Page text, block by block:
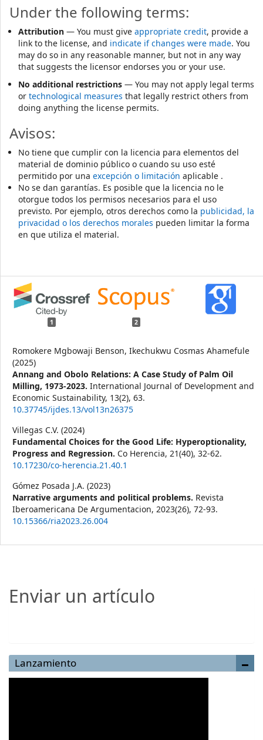
Under the following terms:
Attribution — You must give appropriate credit, provide a
link to the license, and indicate if changes were made. You
may do so in any reasonable manner, but not in any way
that suggests the licensor endorses you or your use.
No additional restrictions — You may not apply legal terms
or technological measures that legally restrict others from
doing anything the license permits.
Avisos:
No tiene que cumplir con la licencia para elementos del
material de dominio público o cuando su uso esté
permitido por una excepción o limitación aplicable .
No se dan garantías. Es posible que la licencia no le
otorgue todos los permisos necesarios para el uso
previsto. Por ejemplo, otros derechos como la publicidad, la
privacidad o los derechos morales pueden limitar la forma
en que utiliza el material.
1 2
Romokere Mgbowaji Benson, Ikechukwu Cosmas Ahamefule
(2025)
Annang and Obolo Relations: A Case Study of Palm Oil
Milling, 1973-2023. International Journal of Development and
Economic Sustainability, 13(2), 63.
10.37745/ijdes.13/vol13n26375
Villegas C.V. (2024)
Fundamental Choices for the Good Life: Hyperoptionality,
Progress and Regression. Co Herencia, 21(40), 32-62.
10.17230/co-herencia.21.40.1
Gómez Posada J.A. (2023)
Narrative arguments and political problems. Revista
Iberoamericana De Argumentacion, 2023(26), 72-93.
10.15366/ria2023.26.004
Enviar un artículo
Lanzamiento